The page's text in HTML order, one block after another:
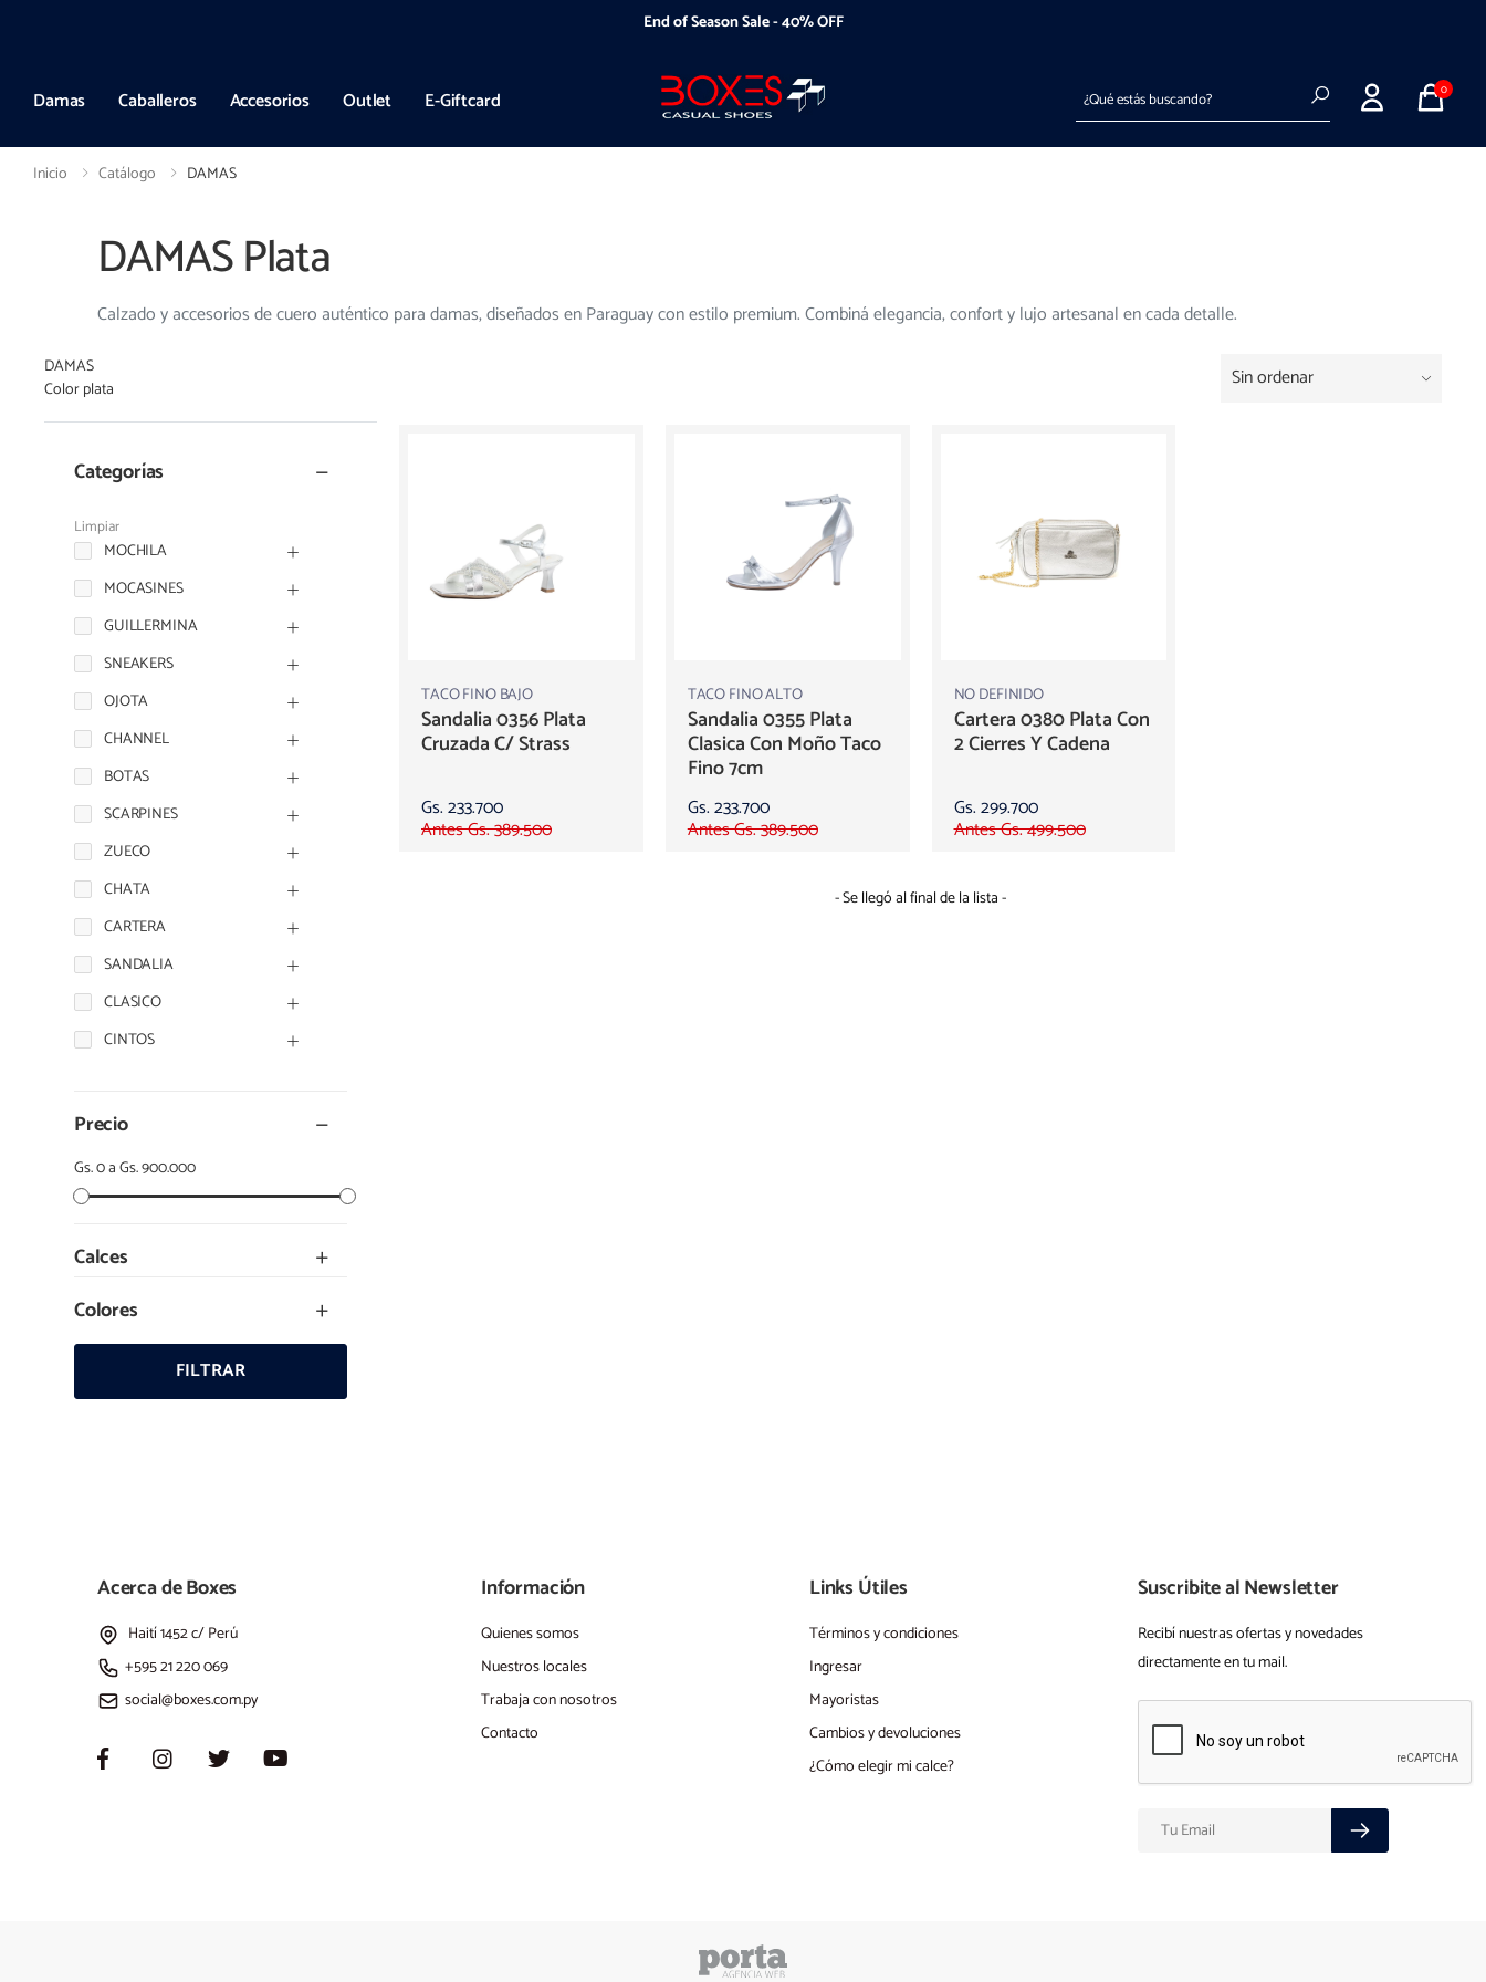
End of Season Sale - 40% OFF
Damas Caballeros Accesorios Outlet E-Giftcard 0
Inicio Catálogo DAMAS
DAMAS Plata
Calzado y accesorios de cuero auténtico para damas, diseñados en Paraguay con estilo premium. Combiná elegancia, confort y lujo artesanal en cada detalle.
DAMAS
Color plata
TACO FINO BAJO
Sandalia 0356 Plata
Cruzada C/ Strass
Gs. 233.700
Antes Gs. 389.500
TACO FINO ALTO
Sandalia 0355 Plata
Clasica Con Moño Taco
Fino 7cm
Gs. 233.700
Antes Gs. 389.500
NO DEFINIDO
Cartera 0380 Plata Con
2 Cierres Y Cadena
Gs. 299.700
Antes Gs. 499.500
- Se llegó al final de la lista -
Categorías
Limpiar
MOCHILA
MOCASINES
GUILLERMINA
SNEAKERS
OJOTA
CHANNEL
BOTAS
SCARPINES
ZUECO
CHATA
CARTERA
SANDALIA
CLASICO
CINTOS
Precio
Gs. 0 a Gs. 900.000
Calces
Colores
FILTRAR
Acerca de Boxes
Haití 1452 c/ Perú
+595 21 220 069
social@boxes.com.py
Información
Quienes somos
Nuestros locales
Trabaja con nosotros
Contacto
Links Útiles
Términos y condiciones
Ingresar
Mayoristas
Cambios y devoluciones
¿Cómo elegir mi calce?
Suscribite al Newsletter
Recibí nuestras ofertas y novedades
directamente en tu mail.